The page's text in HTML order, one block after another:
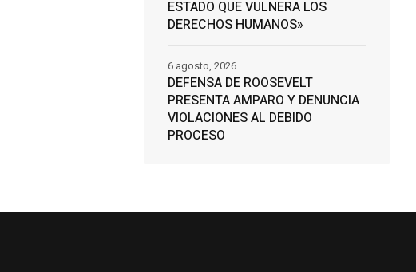
ESTADO QUE VULNERA LOS
DERECHOS HUMANOS»
DEFENSA DE ROOSEVELT
PRESENTA AMPARO Y DENUNCIA
VIOLACIONES AL DEBIDO
PROCESO
6 agosto, 2026